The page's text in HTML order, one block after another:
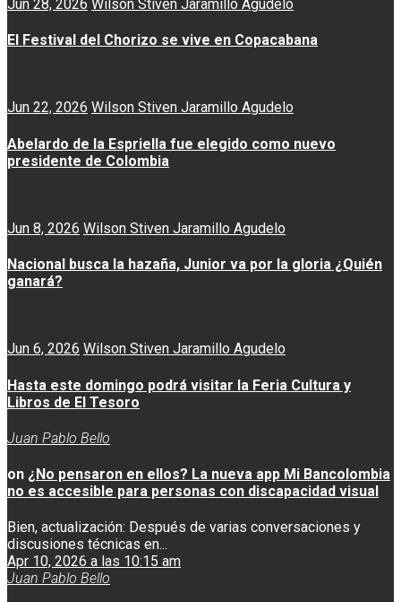
Jun 28, 2026 Wilson Stiven Jaramillo Agudelo
El Festival del Chorizo se vive en Copacabana
Jun 22, 2026 Wilson Stiven Jaramillo Agudelo
Abelardo de la Espriella fue elegido como nuevo
presidente de Colombia
Jun 8, 2026 Wilson Stiven Jaramillo Agudelo
Nacional busca la hazaña, Junior va por la gloria ¿Quién
ganará?
Jun 6, 2026 Wilson Stiven Jaramillo Agudelo
Hasta este domingo podrá visitar la Feria Cultura y
Libros de El Tesoro
Juan Pablo Bello
on ¿No pensaron en ellos? La nueva app Mi Bancolombia
no es accesible para personas con discapacidad visual
Bien, actualización: Después de varias conversaciones y
discusiones técnicas en...
Apr 10, 2026 a las 10:15 am
Juan Pablo Bello